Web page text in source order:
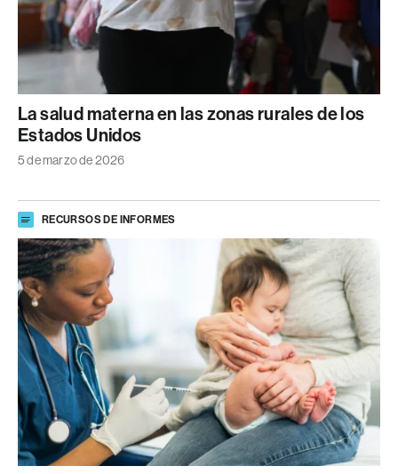
La salud materna en las zonas rurales de los
Estados Unidos
5 de marzo de 2026
RECURSOS DE INFORMES